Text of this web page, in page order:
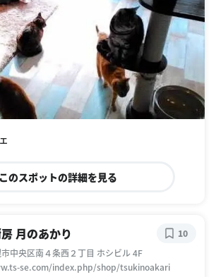
このスポットの詳細を見る
月のあかり
中央区南４条西２丁目 ホシビル 4F
se.com/index.php/shop/tsukinoakari
10